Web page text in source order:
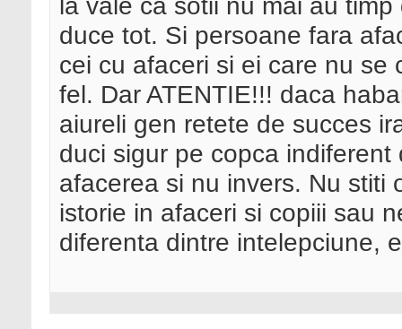
duce tot. Si persoane fara
cei cu afaceri si ei care nu se
fel. Dar ATENTIE!!! daca
aiureli gen retete de succes
duci sigur pe copca
afacerea si nu invers. Nu stiti
istorie in afaceri si copiii sau
diferenta dintre intelepciune,